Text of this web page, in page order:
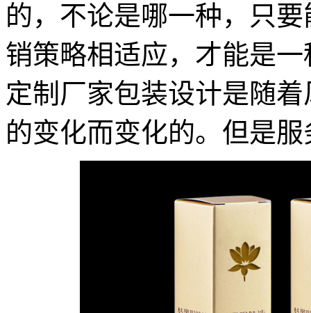
的，不论是哪一种，只
销策略相适应，才能是
定制厂家包装设计是随
的变化而变化的。但是